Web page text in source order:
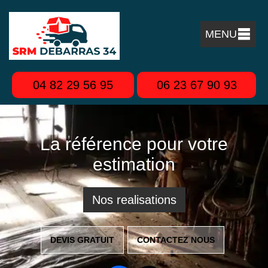
MENU
04 82 29 56 95 06 23 67 90 93
La référence pour votre
estimation
Nos realisations
DEVIS GRATUIT CONTACTEZ NOUS